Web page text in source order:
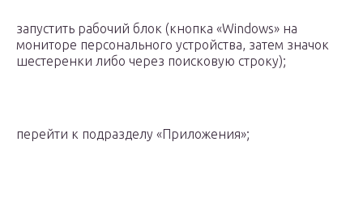
запустить рабочий блок (кнопка «Windows» на
мониторе персонального устройства, затем значок
шестеренки либо через поисковую строку);
перейти к подразделу «Приложения»;